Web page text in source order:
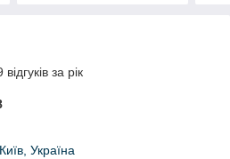
за рік
Україна